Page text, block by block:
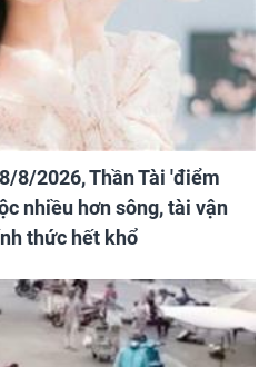
8/2026, Thần Tài 'điểm
nhiều hơn sông, tài vận
thức hết khổ